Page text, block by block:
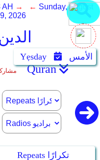
→ ← Sunday, August
2026
Yẹsday الأمس
Quran
Repeats تكرارًا